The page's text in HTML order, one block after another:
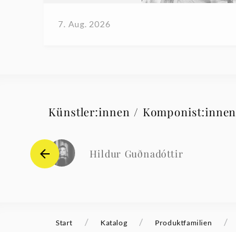
7. Aug. 2026
Künstler:innen / Komponist:innen
Hildur Guðnadóttir
Start / Katalog / Produktfamilien /